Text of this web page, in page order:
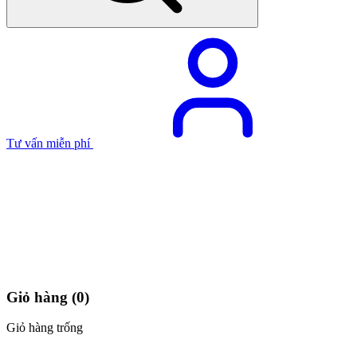
Tư vấn miễn phí
Giỏ hàng (0)
Giỏ hàng trống